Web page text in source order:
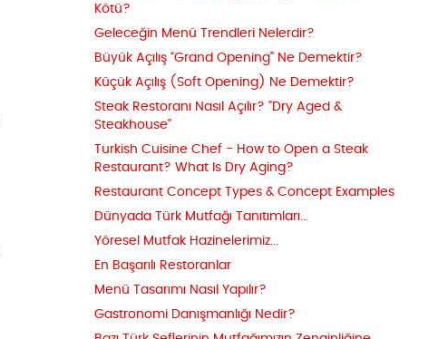
Kötü?
Geleceğin Menü Trendleri Nelerdir?
Büyük Açılış “Grand Opening” Ne Demektir?
Küçük Açılış (Soft Opening) Ne Demektir?
Steak Restoranı Nasıl Açılır? "Dry Aged &
Steakhouse"
Turkish Cuisine Chef - How to Open a Steak
Restaurant? What Is Dry Aging?
Restaurant Concept Types & Concept Examples
Dünyada Türk Mutfağı Tanıtımları...
Yöresel Mutfak Hazinelerimiz...
En Başarılı Restoranlar
Menü Tasarımı Nasıl Yapılır?
Gastronomi Danışmanlığı Nedir?